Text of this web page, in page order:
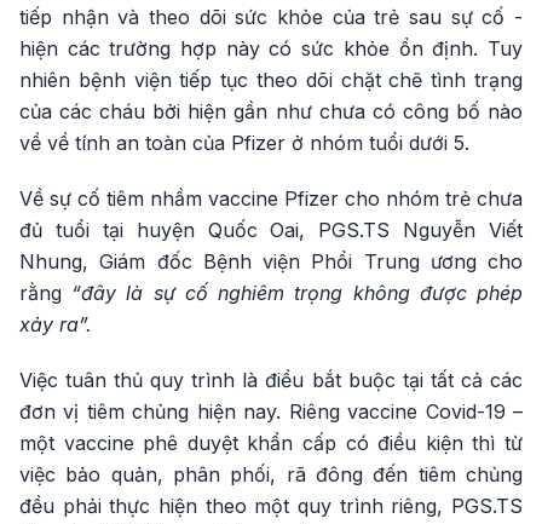
tiếp nhận và theo dõi sức khỏe của trẻ sau sự cố -
hiện các trường hợp này có sức khỏe ổn định. Tuy
nhiên bệnh viện tiếp tục theo dõi chặt chẽ tình trạng
của các cháu bởi hiện gần như chưa có công bố nào
về về tính an toàn của Pfizer ở nhóm tuổi dưới 5.
Về sự cố tiêm nhầm vaccine Pfizer cho nhóm trẻ chưa
đủ tuổi tại huyện Quốc Oai, PGS.TS Nguyễn Viết
Nhung, Giám đốc Bệnh viện Phổi Trung ương cho
rằng “đây là sự cố nghiêm trọng không được phép
xảy ra”.
Việc tuân thủ quy trình là điều bắt buộc tại tất cả các
đơn vị tiêm chủng hiện nay. Riêng vaccine Covid-19 –
một vaccine phê duyệt khẩn cấp có điều kiện thì từ
việc bảo quản, phân phối, rã đông đến tiêm chủng
đều phải thực hiện theo một quy trình riêng, PGS.TS